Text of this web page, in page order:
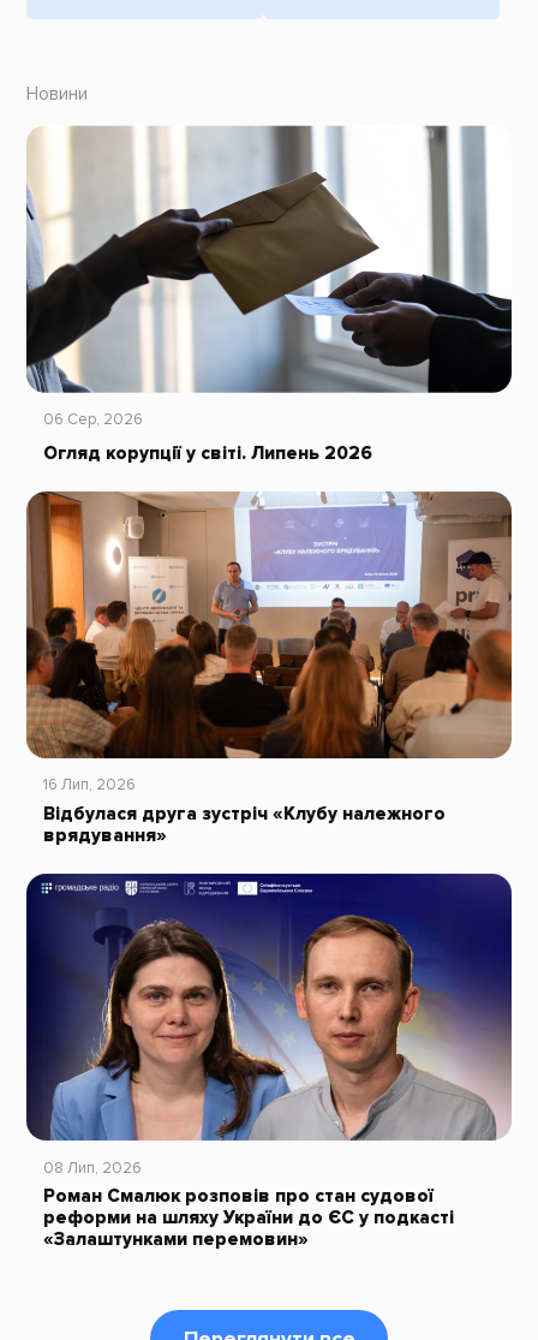
Новини
06 Сер, 2026
Огляд корупції у світі. Липень 2026
16 Лип, 2026
Відбулася друга зустріч «Клубу належного
врядування»
08 Лип, 2026
Роман Смалюк розповів про стан судової
реформи на шляху України до ЄС у подкасті
«Залаштунками перемовин»